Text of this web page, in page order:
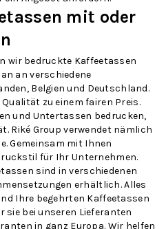
mit oder
wir bedruckte Kaffeetassen
an verschiedene
Belgien und Deutschland.
zu einem fairen Preis.
und Untertassen bedrucken,
Riké Group verwendet nämlich
Gemeinsam mit Ihnen
für Ihr Unternehmen.
sind in verschiedenen
erhältlich. Alles
Ihre begehrten Kaffeetassen
sie bei unseren Lieferanten
in ganz Europa. Wir helfen